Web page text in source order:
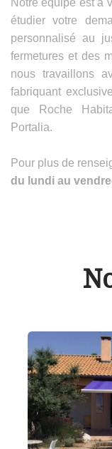
Notre équipe est à
étudier votre
personnalisé au
fermetures et des
nous travaillons
fabriquant
que Roche
Portalia.
Pour plus de
du lundi au